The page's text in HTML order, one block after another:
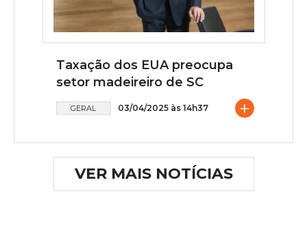
Taxação dos EUA preocupa
setor madeireiro de SC
GERAL 03/04/2025 às 14h37 +
VER MAIS NOTÍCIAS